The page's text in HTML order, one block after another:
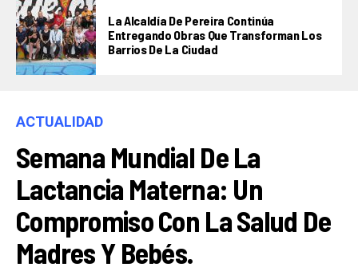
La Alcaldía De Pereira Continúa
Entregando Obras Que Transforman Los
Barrios De La Ciudad
ACTUALIDAD
Semana Mundial De La
Lactancia Materna: Un
Compromiso Con La Salud De
Madres Y Bebés.